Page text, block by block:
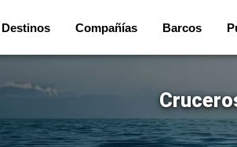
Destinos Compañías Barcos